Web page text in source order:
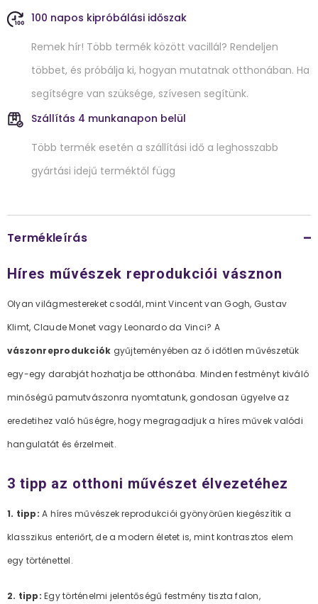
100 napos kipróbálási időszak
Remek hír! Több termék között vacillál? Rendeljen
többet, és próbálja ki, hogyan mutatnak otthonában. Ha
segítségre van szüksége, szívesen segítünk.
Szállítás 4 munkanapon belül
Több termék esetén a szállítási idő a leghosszabb
gyártási idejű terméktől függ
Termékleírás
Híres művészek reprodukciói vásznon
Olyan világmestereket csodál, mint Vincent van Gogh, Gustav
Klimt, Claude Monet vagy Leonardo da Vinci? A
vászonreprodukciók gyűjteményében az ő időtlen művészetük
egy-egy darabját hozhatja be otthonába. Minden festményt kiváló
minőségű pamutvászonra nyomtatunk, gondosan ügyelve az
eredetihez való hűségre, hogy megragadjuk a híres művek valódi
hangulatát és érzelmeit.
3 tipp az otthoni művészet élvezetéhez
1. tipp: A híres művészek reprodukciói gyönyörűen kiegészítik a
klasszikus enteriőrt, de a modern életet is, mint kontrasztos elem
egy történettel.
2. tipp: Egy történelmi jelentőségű festmény tiszta falon,